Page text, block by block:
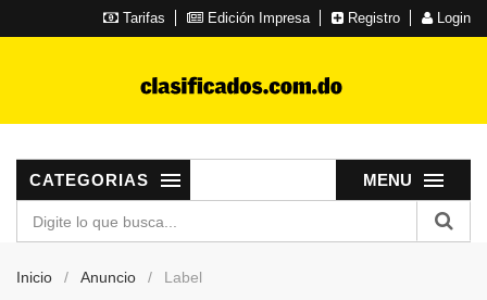
Tarifas Edición Impresa Registro Login
MENU
CATEGORIAS
Inicio Anuncio Label